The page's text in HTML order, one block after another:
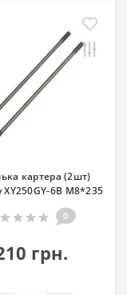
картера (2шт)
XY250GY-6B М8*235
0
грн.